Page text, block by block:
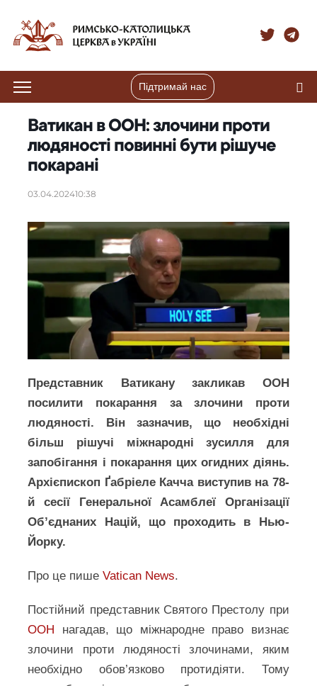
Підтримай нас
Ватикан в ООН: злочини проти
людяності повинні бути рішуче
покарані
03.04.202410:38
Представник Ватикану закликав ООН
посилити покарання за злочини проти
людяності. Він зазначив, що необхідні
більш рішучі міжнародні зусилля для
запобігання і покарання цих огидних діянь.
Архієпископ Ґабріеле Качча виступив на 78-
й сесії Генеральної Асамблеї Організації
Об’єднаних Націй, що проходить в Нью-
Йорку.
Про це пишеVatican News.
Постійний представник Святого Престолу при
ООН нагадав, що міжнародне право визнає
злочини проти людяності злочинами, яким
необхідно обов’язково протидіяти. Тому